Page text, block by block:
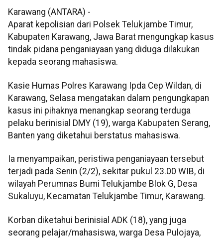
Karawang (ANTARA) -
Aparat kepolisian dari Polsek Telukjambe Timur,
Kabupaten Karawang, Jawa Barat mengungkap kasus
tindak pidana penganiayaan yang diduga dilakukan
kepada seorang mahasiswa.
Kasie Humas Polres Karawang Ipda Cep Wildan, di
Karawang, Selasa mengatakan dalam pengungkapan
kasus ini pihaknya menangkap seorang terduga
pelaku berinisial DMY (19), warga Kabupaten Serang,
Banten yang diketahui berstatus mahasiswa.
Ia menyampaikan, peristiwa penganiayaan tersebut
terjadi pada Senin (2/2), sekitar pukul 23.00 WIB, di
wilayah Perumnas Bumi Telukjambe Blok G, Desa
Sukaluyu, Kecamatan Telukjambe Timur, Karawang.
Korban diketahui berinisial ADK (18), yang juga
seorang pelajar/mahasiswa, warga Desa Pulojaya,